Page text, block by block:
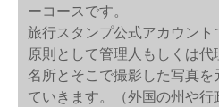
ーコースです。
旅行スタンプ公式アカウント
原則として管理人もしくは
名所とそこで撮影した写真
ていきます。（外国の州や